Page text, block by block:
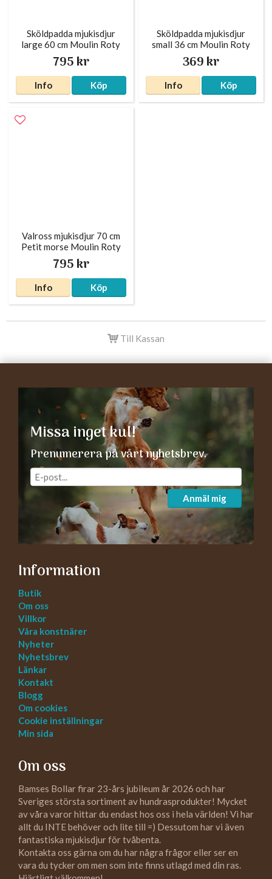
Sköldpadda mjukisdjur
large 60 cm Moulin Roty
795 kr
Info Köp
Sköldpadda mjukisdjur
small 36 cm Moulin Roty
369 kr
Info Köp
Valross mjukisdjur 70 cm
Petit morse Moulin Roty
795 kr
Info Köp
Till Kassan
Missa inget kul!
Prenumerera på vårt nyhetsbrev.
Anmäl mig
Information
Butik
Om oss
Villkor
Våra konstnärer
Nyheter
Nyhetsbrev
Länkar
Kontakt
Blogg
Om cookies
Cookie inställningar
Min sida
Om oss
Bamses Bollar firar 23-års jubileum år 2026 och har
Sveriges största sortiment av hundrasprodukter! Mycket
av våra varor hittar du endast hos oss i hela världen! Vi har
allt du INTE behöver och lite till =) Dessutom har vi även
fantastiska mjukisdjur för tvåbenta.
Kontakta oss gärna om du har några frågor eller ser en
vara du tycker om men som inte finns utlagd med din ras.